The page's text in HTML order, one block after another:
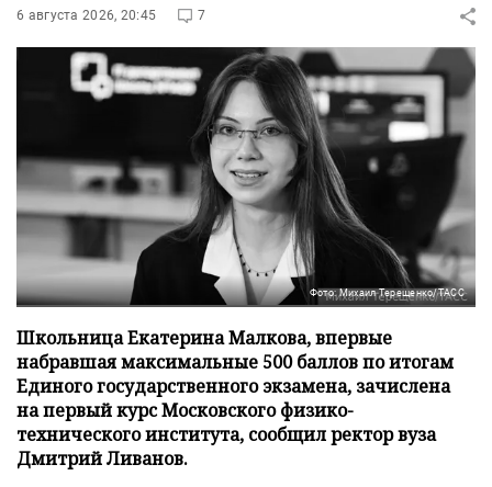
6 августа 2026, 20:45 7
Фото: Михаил Терещенко/ТАСС
Школьница Екатерина Малкова, впервые
набравшая максимальные 500 баллов по итогам
Единого государственного экзамена, зачислена
на первый курс Московского физико-
технического института, сообщил ректор вуза
Дмитрий Ливанов.